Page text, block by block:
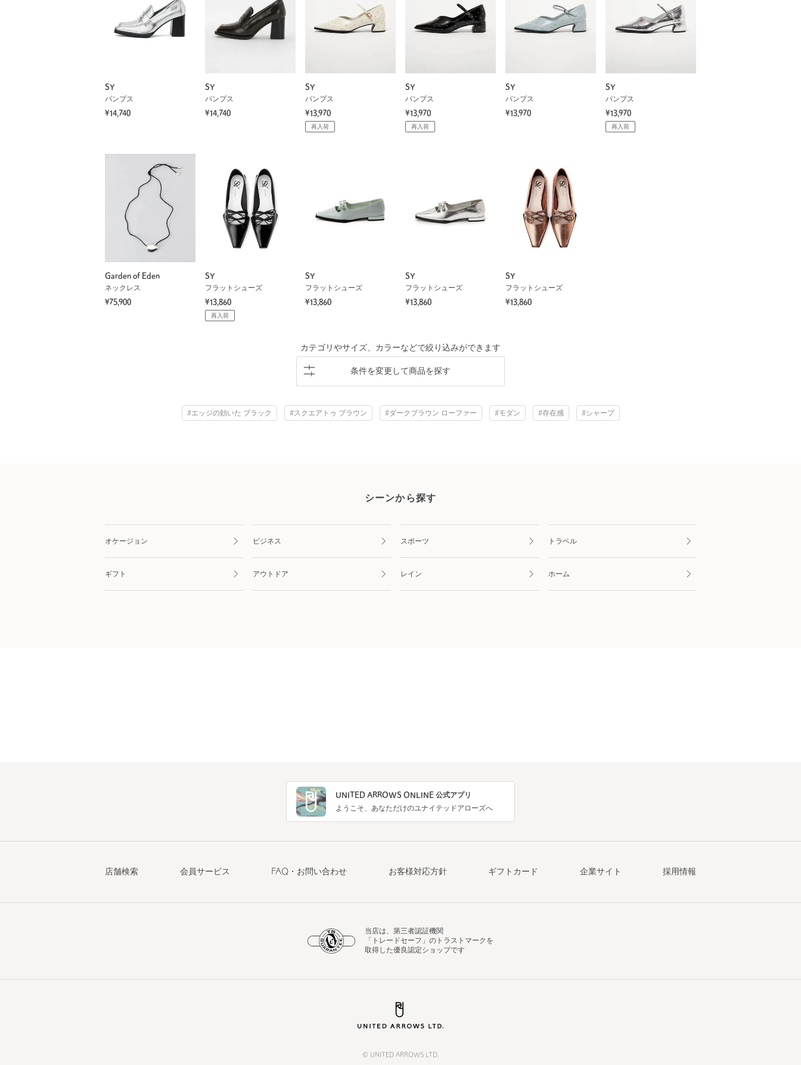
SY
パンプス
¥14,740
SY
パンプス
¥14,740
SY
パンプス
¥13,970
再入荷
SY
パンプス
¥13,970
再入荷
SY
パンプス
¥13,970
SY
パンプス
¥13,970
再入荷
Garden of Eden
ネックレス
¥75,900
SY
フラットシューズ
¥13,860
再入荷
SY
フラットシューズ
¥13,860
SY
フラットシューズ
¥13,860
SY
フラットシューズ
¥13,860
カテゴリやサイズ、カラーなどで絞り込みができます
条件を変更して商品を探す
#エッジの効いた ブラック #スクエアトゥ ブラウン #ダークブラウン ローファー #モダン #存在感 #シャープ
シーンから探す
オケージョン ビジネス スポーツ トラベル
ギフト アウトドア レイン ホーム
UNITED ARROWS ONLINE 公式アプリ
ようこそ、あなただけのユナイテッドアローズへ
店舗検索 会員サービス FAQ・お問い合わせ お客様対応方針 ギフトカード 企業サイト 採用情報
当店は、第三者認証機関
「トレードセーフ」のトラストマークを
取得した優良認定ショップです
© UNITED ARROWS LTD.